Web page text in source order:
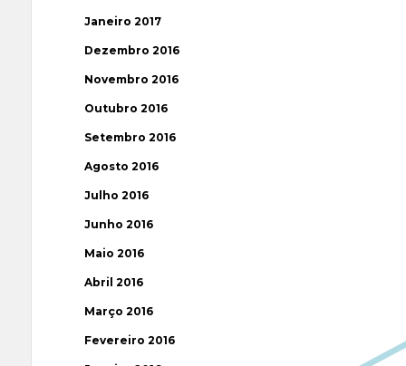
Janeiro 2017
Dezembro 2016
Novembro 2016
Outubro 2016
Setembro 2016
Agosto 2016
Julho 2016
Junho 2016
Maio 2016
Abril 2016
Março 2016
Fevereiro 2016